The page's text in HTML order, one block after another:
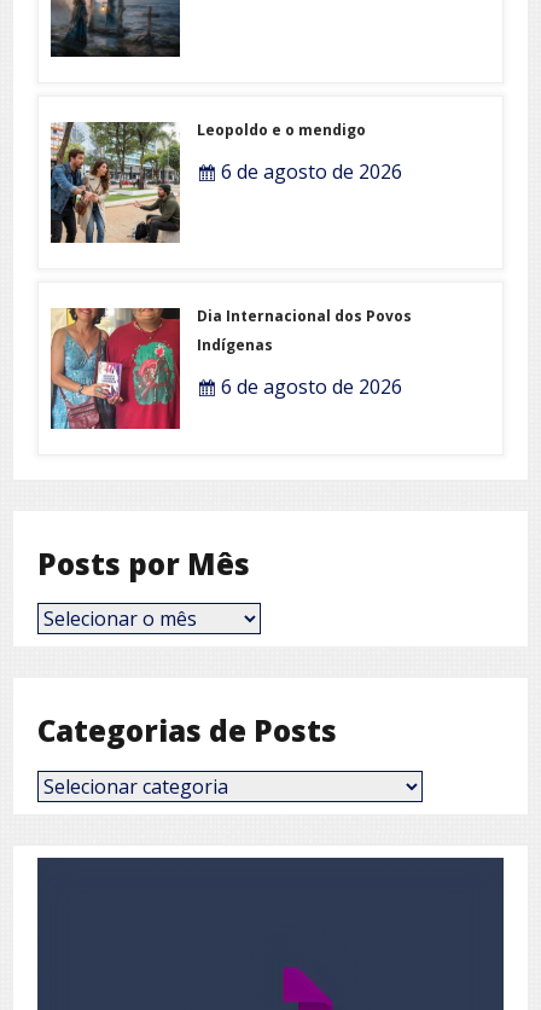
Leopoldo e o mendigo
6 de agosto de 2026
Dia Internacional dos Povos
Indígenas
6 de agosto de 2026
Posts por Mês
Posts
por
Categorias de Posts
Categorias
de